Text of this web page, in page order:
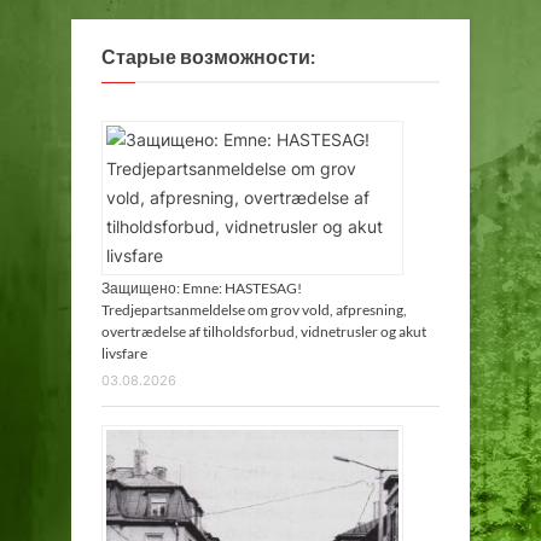
к
а
ц
и
п
р
ш
н
Старые возможности:
Защищено: Emne: HASTESAG!
Tredjepartsanmeldelse om grov vold, afpresning,
overtrædelse af tilholdsforbud, vidnetrusler og akut
livsfare
03.08.2026